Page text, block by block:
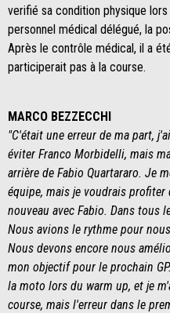
verifié sa condition physique
personnel médical délégué, la
Après le contrôle médical, il a
participerait pas à la course.
MARCO BEZZECCHI
"C'était une erreur de ma part,
éviter Franco Morbidelli, mais
arrière de Fabio Quartararo. Je
équipe, mais je voudrais
nouveau avec Fabio. Dans tous
Nous avions le rythme pour
Nous devons encore nous
mon objectif pour le prochain
la moto lors du warm up, et je
course, mais l'erreur dans le